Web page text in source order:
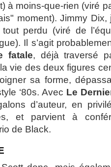
à moins-que-rien (viré
moment). Jimmy
perdu (viré de
Il s’agit
fatale, déjà traversé
vie des deux figures
sa forme,
‘80s. Avec Le
d’auteur, en
et parvient à
de Black.